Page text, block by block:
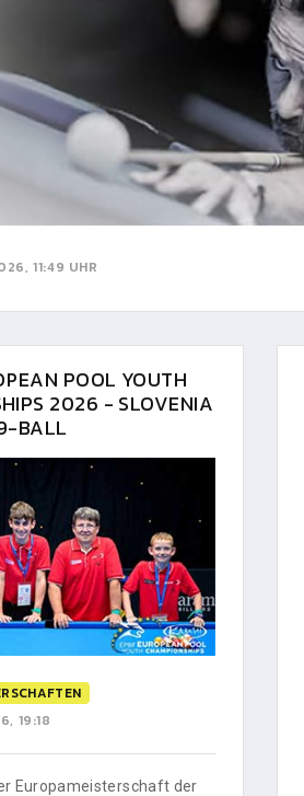
11:49 UHR
POOL YOUTH
2026 - SLOVENIA
BALL
19:18
Europameisterschaft der